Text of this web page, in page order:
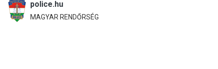
police.hu
MAGYAR RENDŐRSÉG